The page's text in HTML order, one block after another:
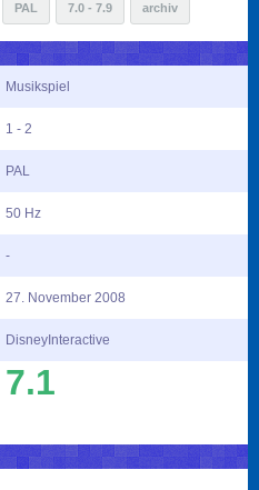
PAL 7.0 - 7.9 archiv
Musikspiel
1 - 2
PAL
50 Hz
-
27. November 2008
DisneyInteractive
7.1